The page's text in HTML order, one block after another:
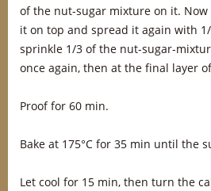
of the nut-sugar mixture on it.
it on top and spread it again with
sprinkle 1/3 of the nut-sugar-
once again, then at the final layer
Proof for 60 min.
Bake at 175°C for 35 min until the
Let cool for 15 min, then turn the